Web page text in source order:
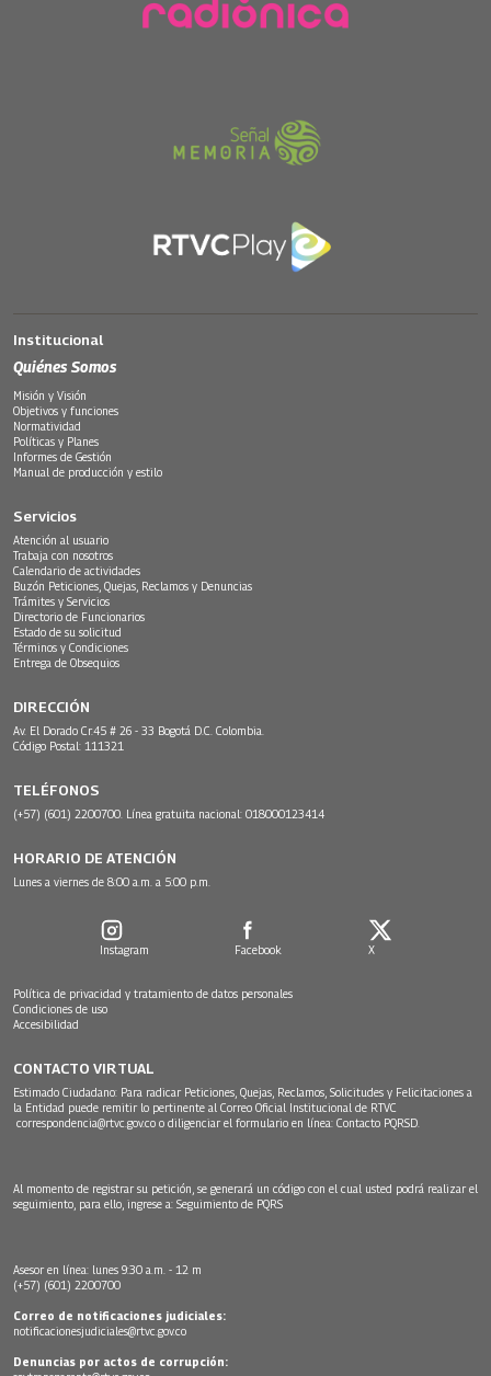
Institucional
Quiénes Somos
Misión y Visión
Objetivos y funciones
Normatividad
Políticas y Planes
Informes de Gestión
Manual de producción y estilo
Servicios
Atención al usuario
Trabaja con nosotros
Calendario de actividades
Buzón Peticiones, Quejas, Reclamos y Denuncias
Trámites y Servicios
Directorio de Funcionarios
Estado de su solicitud
Términos y Condiciones
Entrega de Obsequios
DIRECCIÓN
Av. El Dorado Cr.45 # 26 - 33 Bogotá D.C. Colombia.
Código Postal: 111321
TELÉFONOS
(+57) (601) 2200700. Línea gratuita nacional: 018000123414
HORARIO DE ATENCIÓN
Lunes a viernes de 8:00 a.m. a 5:00 p.m.
Instagram Facebook X
Política de privacidad y tratamiento de datos personales
Condiciones de uso
Accesibilidad
CONTACTO VIRTUAL
Estimado Ciudadano: Para radicar Peticiones, Quejas, Reclamos, Solicitudes y Felicitaciones a
la Entidad puede remitir lo pertinente al Correo Oficial Institucional de RTVC
correspondencia@rtvc.gov.co o diligenciar el formulario en línea: Contacto PQRSD.
Al momento de registrar su petición, se generará un código con el cual usted podrá realizar el
seguimiento, para ello, ingrese a: Seguimiento de PQRS
Asesor en línea: lunes 9:30 a.m. - 12 m
(+57) (601) 2200700
Correo de notificaciones judiciales:
notificacionesjudiciales@rtvc.gov.co
Denuncias por actos de corrupción: